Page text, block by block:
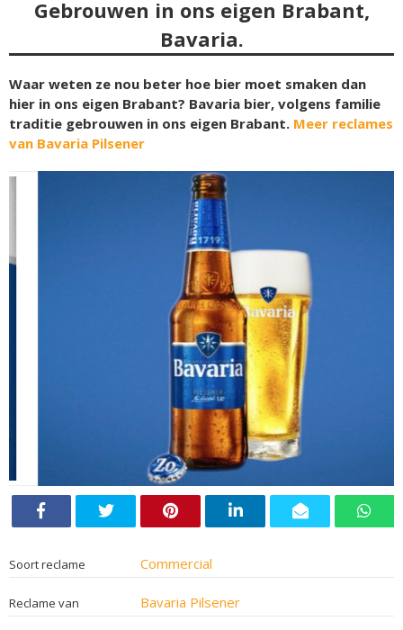
Gebrouwen in ons eigen Brabant,
Bavaria.
Waar weten ze nou beter hoe bier moet smaken dan
hier in ons eigen Brabant? Bavaria bier, volgens familie
traditie gebrouwen in ons eigen Brabant. Meer reclames
van Bavaria Pilsener
Soort reclame Commercial
Reclame van Bavaria Pilsener